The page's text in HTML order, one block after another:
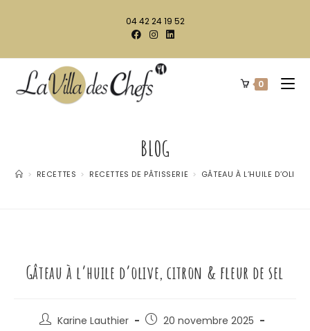
04 42 24 19 52
0
BLOG
> RECETTES > RECETTES DE PÂTISSERIE > GÂTEAU À L’HUILE
Gâteau à l’huile d’olive, citron & fleur de sel
Karine Lauthier
20 novembre 2025